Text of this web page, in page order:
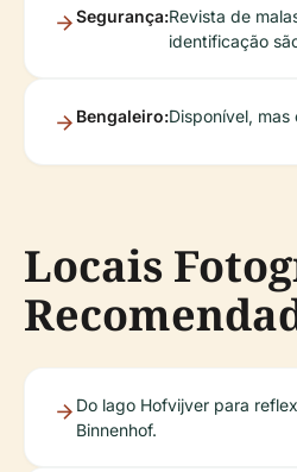
Segurança:Revista de
identificação
Bengaleiro:Disponível,
Locais
Do lago Hofvijver para
Binnenhof.